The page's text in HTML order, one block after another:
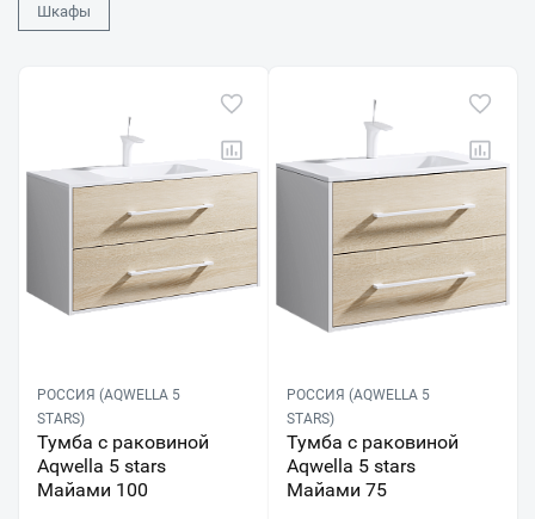
Шкафы
РОССИЯ (AQWELLA 5
STARS)
Тумба с раковиной
Aqwella 5 stars
Майами 100
РОССИЯ (AQWELLA 5
STARS)
Тумба с раковиной
Aqwella 5 stars
Майами 75